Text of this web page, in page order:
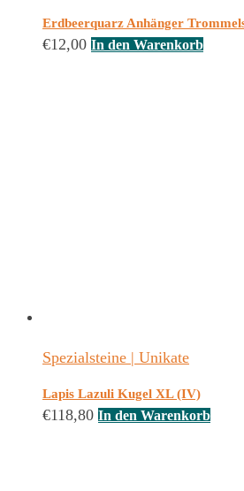
Erdbeerquarz Anhänger
€12,00 In den Warenkorb
Spezialsteine | Unikate
Lapis Lazuli Kugel XL (IV)
€118,80 In den Warenkorb